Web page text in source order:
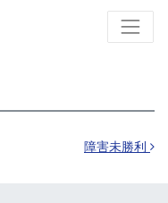
障害未勝利